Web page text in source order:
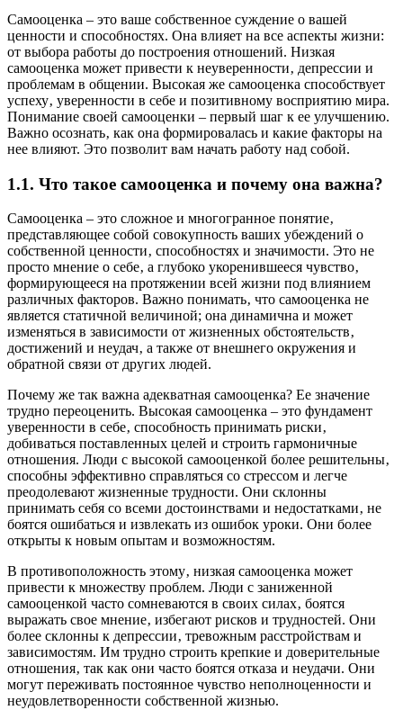
Самооценка – это ваше собственное суждение о вашей
ценности и способностях. Она влияет на все аспекты жизни:
от выбора работы до построения отношений. Низкая
самооценка может привести к неуверенности‚ депрессии и
проблемам в общении. Высокая же самооценка способствует
успеху‚ уверенности в себе и позитивному восприятию мира.
Понимание своей самооценки – первый шаг к ее улучшению.
Важно осознать‚ как она формировалась и какие факторы на
нее влияют. Это позволит вам начать работу над собой.
1.1. Что такое самооценка и почему она важна?
Самооценка – это сложное и многогранное понятие‚
представляющее собой совокупность ваших убеждений о
собственной ценности‚ способностях и значимости. Это не
просто мнение о себе‚ а глубоко укоренившееся чувство‚
формирующееся на протяжении всей жизни под влиянием
различных факторов. Важно понимать‚ что самооценка не
является статичной величиной; она динамична и может
изменяться в зависимости от жизненных обстоятельств‚
достижений и неудач‚ а также от внешнего окружения и
обратной связи от других людей.
Почему же так важна адекватная самооценка? Ее значение
трудно переоценить. Высокая самооценка – это фундамент
уверенности в себе‚ способность принимать риски‚
добиваться поставленных целей и строить гармоничные
отношения. Люди с высокой самооценкой более решительны‚
способны эффективно справляться со стрессом и легче
преодолевают жизненные трудности. Они склонны
принимать себя со всеми достоинствами и недостатками‚ не
боятся ошибаться и извлекать из ошибок уроки. Они более
открыты к новым опытам и возможностям.
В противоположность этому‚ низкая самооценка может
привести к множеству проблем. Люди с заниженной
самооценкой часто сомневаются в своих силах‚ боятся
выражать свое мнение‚ избегают рисков и трудностей. Они
более склонны к депрессии‚ тревожным расстройствам и
зависимостям. Им трудно строить крепкие и доверительные
отношения‚ так как они часто боятся отказа и неудачи. Они
могут переживать постоянное чувство неполноценности и
неудовлетворенности собственной жизнью.